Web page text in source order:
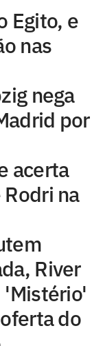
Egito, e
nas
nega
por
acerta
na
River
'Mistério'
do